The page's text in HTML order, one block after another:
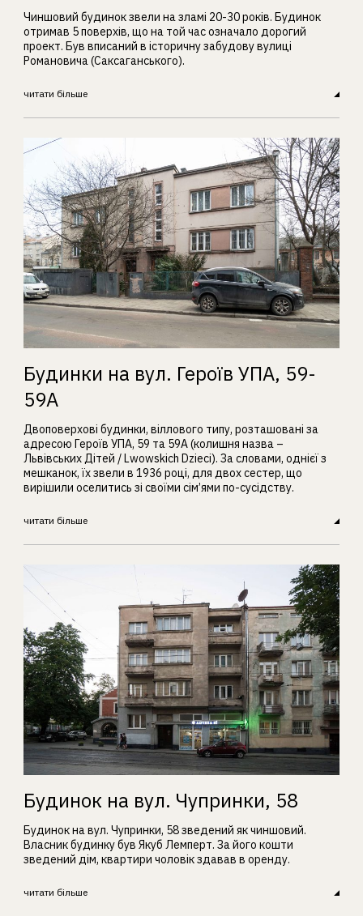
Чиншовий будинок звели на зламі 20-30 років. Будинок
отримав 5 поверхів, що на той час означало дорогий
проект. Був вписаний в історичну забудову вулиці
Романовича (Саксаганського).
читати більше
Будинки на вул. Героїв УПА, 59-
59А
Двоповерхові будинки, віллового типу, розташовані за
адресою Героїв УПА, 59 та 59А (колишня назва –
Львівських Дітей / Lwowskich Dzieci). За словами, однієї з
мешканок, їх звели в 1936 році, для двох сестер, що
вирішили оселитись зі своїми сім’ями по-сусідству.
читати більше
Будинок на вул. Чупринки, 58
Будинок на вул. Чупринки, 58 зведений як чиншовий.
Власник будинку був Якуб Лемперт. За його кошти
зведений дім, квартири чоловік здавав в оренду.
читати більше